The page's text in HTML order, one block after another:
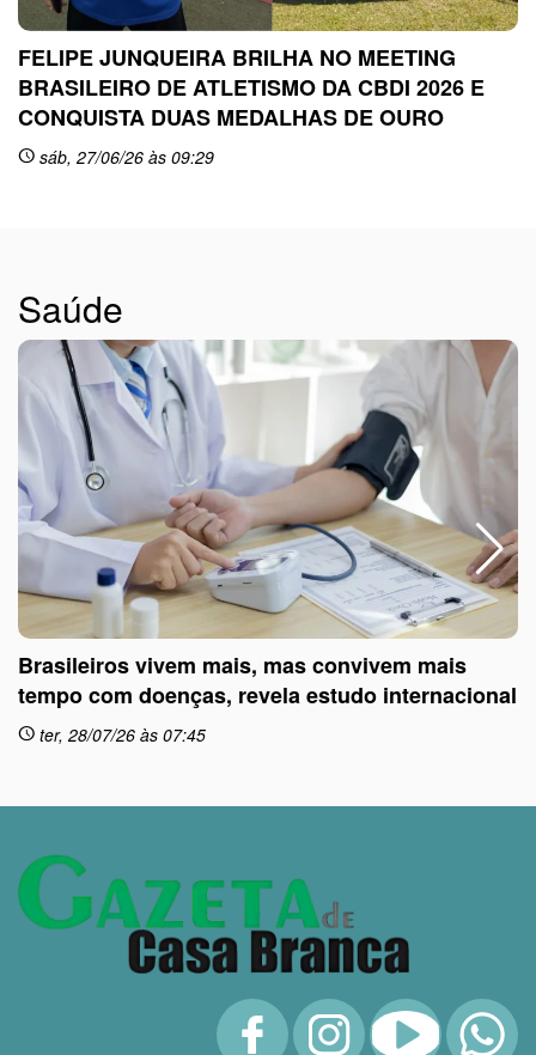
FELIPE JUNQUEIRA BRILHA NO MEETING
BRASILEIRO DE ATLETISMO DA CBDI 2026 E
CONQUISTA DUAS MEDALHAS DE OURO
schedule sáb, 27/06/26 às 09:29
Saúde
Brasileiros vivem mais, mas convivem mais
tempo com doenças, revela estudo internacional
schedule ter, 28/07/26 às 07:45